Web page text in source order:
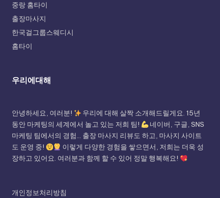
중랑 홈타이
출장마사지
한국걸그룹스웨디시
홈타이
우리에대해
안녕하세요, 여러분!
우리에 대해 살짝 소개해드릴게요. 15년
동안 마케팅의 세계에서 놀고 있는 저희 팀!
네이버, 구글, SNS
마케팅 팀에서의 경험... 출장 마사지 리뷰도 하고, 마사지 사이트
도 운영 중!
이렇게 다양한 경험을 쌓으면서, 저희는 더욱 성
장하고 있어요. 여러분과 함께 할 수 있어 정말 행복해요!
개인정보처리방침